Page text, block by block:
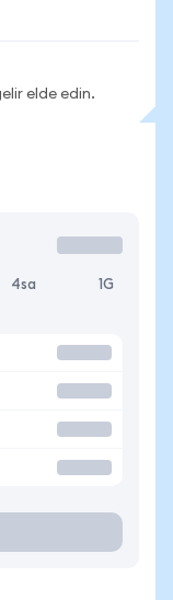
elde edin.
4sa 1G